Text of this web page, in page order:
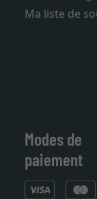
Mentions
Modes de
paiement